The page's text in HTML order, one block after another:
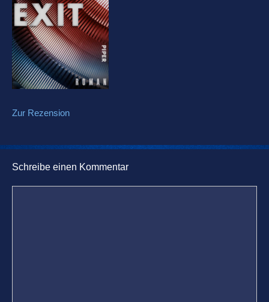
Zur Rezension
Schreibe einen Kommentar